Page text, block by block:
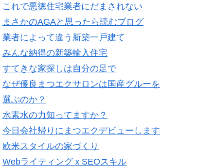
これで悪徳住宅業者にだまされない
まさかのAGAと思ったら読むブログ
業者によって違う新築一戸建て
みんな納得の新築輸入住宅
すてきな家探しは自分の足で
なぜ優良まつエクサロンは国産グルーを
選ぶのか？
水素水の力知ってますか？
今日会社帰りにまつエクデビューします
欧米スタイルの家づくり
WebライティングｘSEOスキル